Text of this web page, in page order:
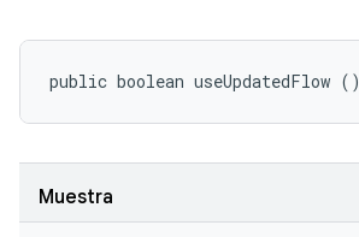
public boolean useUpdatedFlow ()
Muestra